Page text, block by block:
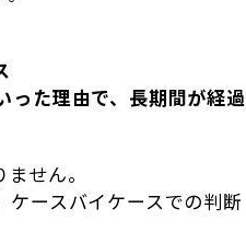
った理由で、長期間が経過
せん。
ケースバイケースでの判断